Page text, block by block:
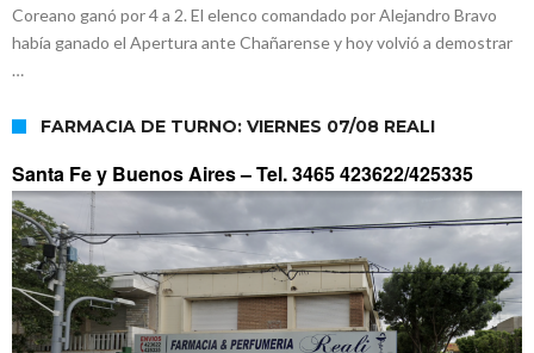
Coreano ganó por 4 a 2. El elenco comandado por Alejandro Bravo
había ganado el Apertura ante Chañarense y hoy volvió a demostrar
…
FARMACIA DE TURNO: VIERNES 07/08 REALI
Santa Fe y Buenos Aires –Tel. 3465 423622/425335